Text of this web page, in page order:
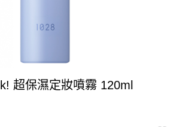
超保濕定妝噴霧 120ml